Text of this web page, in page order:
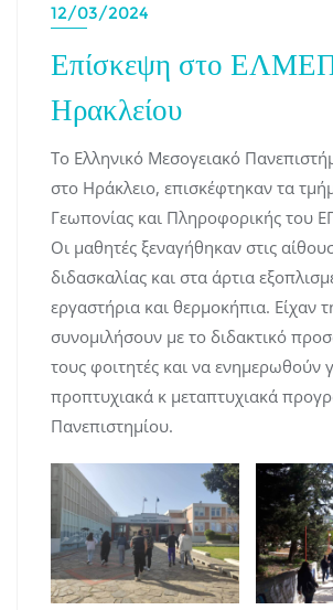
12/03/2024
Επίσκεψη στο
Ηρακλείου
Το Ελληνικό Μεσογειακό
στο Ηράκλειο, επισκέφτηκαν τα
Γεωπονίας και Πληροφορικής του
Οι μαθητές ξεναγήθηκαν στις
διδασκαλίας και στα άρτια
εργαστήρια και θερμοκήπια. Είχαν
συνομιλήσουν με το διδακτικό
τους φοιτητές και να ενημερωθούν
προπτυχιακά κ μεταπτυχιακά
Πανεπιστημίου.